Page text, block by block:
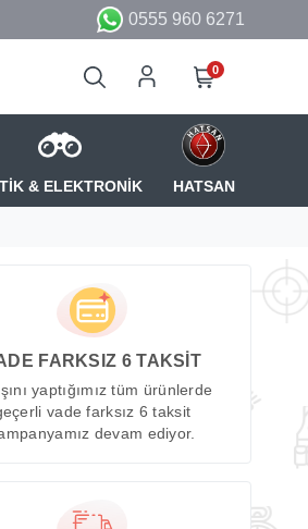
0555 960 6271
0
& ELEKTRONİK HATSAN
FARKSIZ 6 TAKSİT
yaptığımız tüm ürünlerde
vade farksız 6 taksit
devam ediyor.